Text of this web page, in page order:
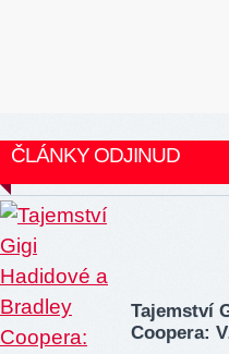
ČLÁNKY ODJINUD
Tajemství
Coopera: